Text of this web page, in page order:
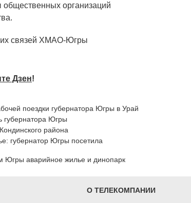
общественных организаций
связей ХМАО-Югры
Дзен!
поездки губернатора Югры в Урай
губернатора Югры
района
губернатор Югры посетила
Югры аварийное жилье и динопарк
О ТЕЛЕКОМПАНИИ